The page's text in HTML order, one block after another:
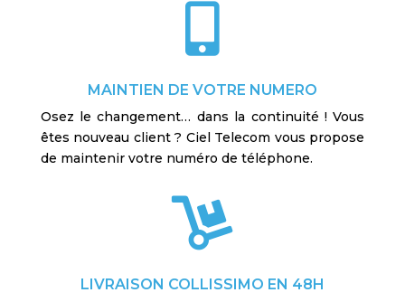

MAINTIEN DE VOTRE NUMERO
Osez le changement… dans la continuité ! Vous
êtes nouveau client ? Ciel Telecom vous propose
de maintenir votre numéro de téléphone.

LIVRAISON COLLISSIMO EN 48H